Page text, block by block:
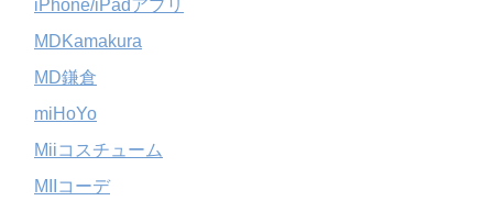
iPhone/iPadアプリ
MDKamakura
MD鎌倉
miHoYo
Miiコスチューム
MIIコーデ